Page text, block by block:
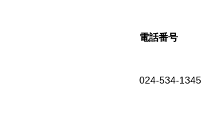
電話番号
024-534-1345